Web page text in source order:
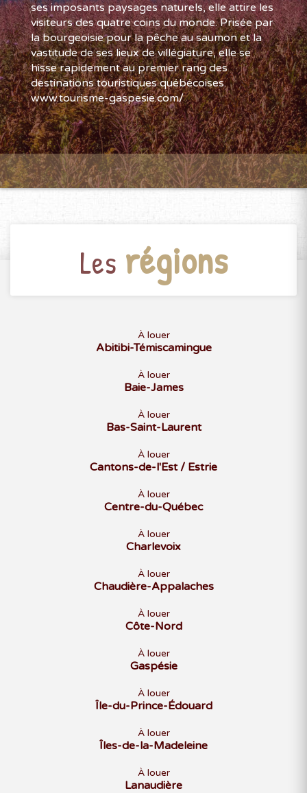
ses imposants paysages naturels, elle attire les
visiteurs des quatre coins du monde. Prisée par
la bourgeoisie pour la pêche au saumon et la
vastitude de ses lieux de villégiature, elle se
hisse rapidement au premier rang des
destinations touristiques québécoises.
www.tourisme-gaspesie.com/
Les régions
À louer
Abitibi-Témiscamingue
À louer
Baie-James
À louer
Bas-Saint-Laurent
À louer
Cantons-de-l'Est / Estrie
À louer
Centre-du-Québec
À louer
Charlevoix
À louer
Chaudière-Appalaches
À louer
Côte-Nord
À louer
Gaspésie
À louer
Île-du-Prince-Édouard
À louer
Îles-de-la-Madeleine
À louer
Lanaudière